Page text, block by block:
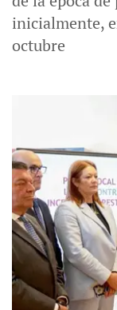
inicialmente,
octubre